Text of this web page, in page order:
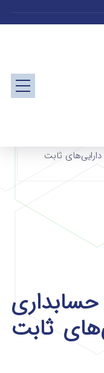
حسابداری
ثابت